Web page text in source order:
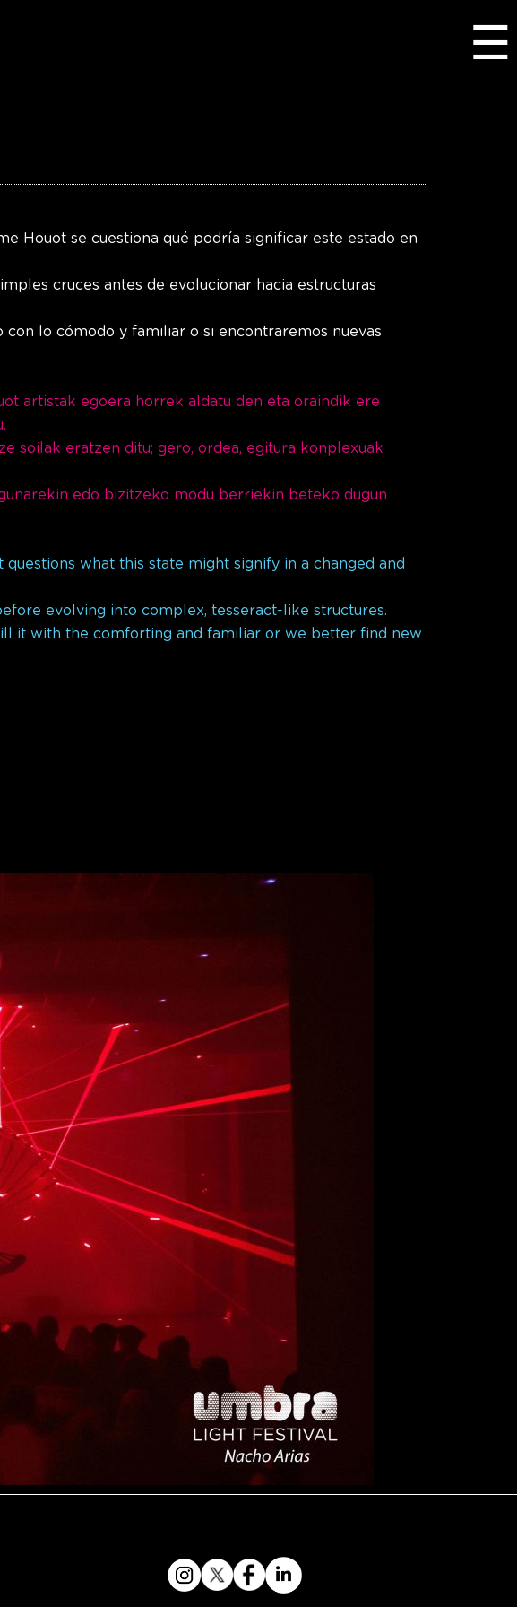
Houot se cuestiona qué podría significar este estado en
cruces antes de evolucionar hacia estructuras
lo cómodo y familiar o si encontraremos nuevas
artistak egoera horrek aldatu den eta oraindik ere
soilak eratzen ditu; gero, ordea, egitura konplexuak
edo bizitzeko modu berriekin beteko dugun
what this state might signify in a changed and
evolving into complex, tesseract-like structures.
it with the comforting and familiar or we better find new
☰